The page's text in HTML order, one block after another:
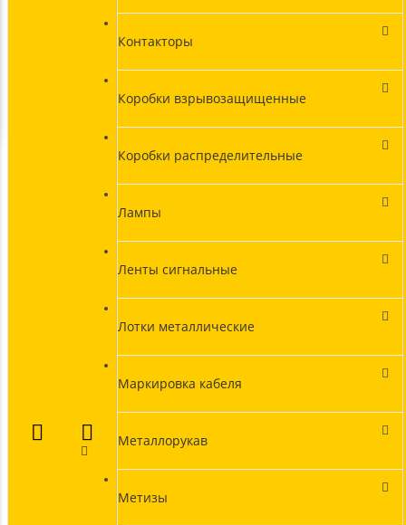
Контакторы
Коробки взрывозащищенные
Коробки распределительные
Лампы
Ленты сигнальные
Лотки металлические
Маркировка кабеля
Металлорукав
Метизы